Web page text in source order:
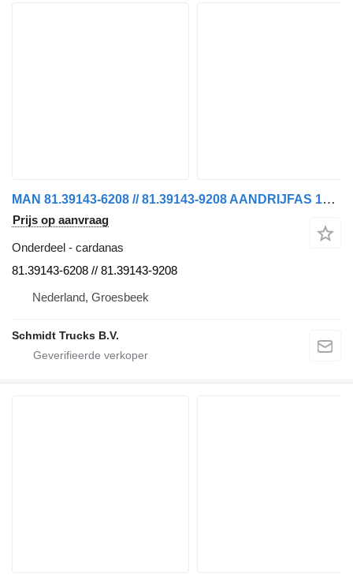
MAN 81.39143-6208 // 81.39143-9208 AANDRIJFAS 16.440 MODEL 2025 cardanas voor vrachtwagen
Prijs op aanvraag
Onderdeel - cardanas
81.39143-6208 // 81.39143-9208
Nederland, Groesbeek
Schmidt Trucks B.V.